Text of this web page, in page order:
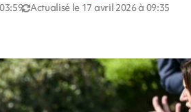
Actualisé le 17 avril 2026 à 09:35